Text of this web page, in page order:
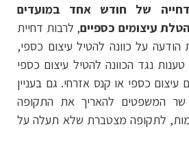
דחייה של חודש אחד במועדים
עיצומים כספיים, לרבות דחיית
הודעה על כוונה להטיל עיצום כספי,
נגד הכוונה להטיל עיצום כספי
עיצום כספי או קנס אזרחי. גם בעניין
המשפטים להאריך את התקופה
לתקופה מצטברת שלא תעלה על